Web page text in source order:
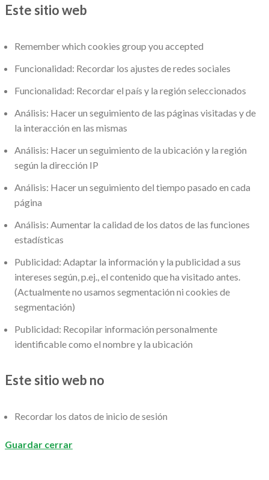
Este sitio web
Remember which cookies group you accepted
Funcionalidad: Recordar los ajustes de redes sociales
Funcionalidad: Recordar el país y la región seleccionados
Análisis: Hacer un seguimiento de las páginas visitadas y de
la interacción en las mismas
Análisis: Hacer un seguimiento de la ubicación y la región
según la dirección IP
Análisis: Hacer un seguimiento del tiempo pasado en cada
página
Análisis: Aumentar la calidad de los datos de las funciones
estadísticas
Publicidad: Adaptar la información y la publicidad a sus
intereses según, p.ej., el contenido que ha visitado antes.
(Actualmente no usamos segmentación ni cookies de
segmentación)
Publicidad: Recopilar información personalmente
identificable como el nombre y la ubicación
Este sitio web no
Recordar los datos de inicio de sesión
Guardar cerrar